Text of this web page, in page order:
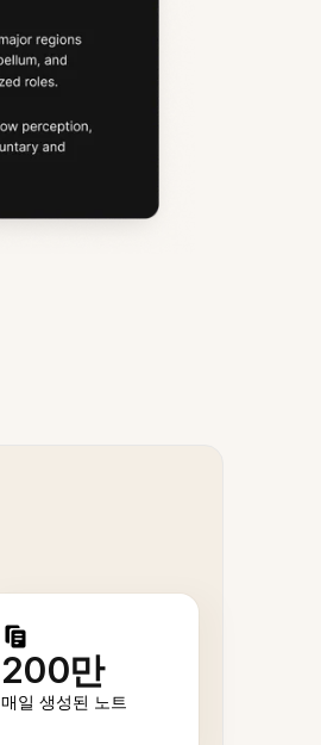
200만
매일 생성된 노트